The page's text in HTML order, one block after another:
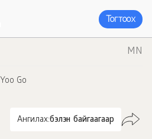
Тогтоох
MN
Yoo Gо
Ангилах:бэлэн байгаагаар